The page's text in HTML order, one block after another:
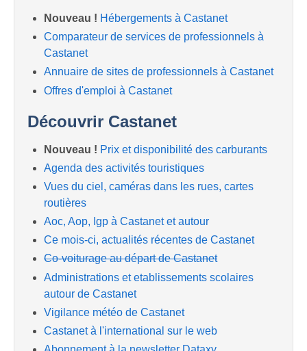
Nouveau ! Hébergements à Castanet
Comparateur de services de professionnels à
Castanet
Annuaire de sites de professionnels à Castanet
Offres d'emploi à Castanet
Découvrir Castanet
Nouveau ! Prix et disponibilité des carburants
Agenda des activités touristiques
Vues du ciel, caméras dans les rues, cartes
routières
Aoc, Aop, Igp à Castanet et autour
Ce mois-ci, actualités récentes de Castanet
Co-voiturage au départ de Castanet
Administrations et etablissements scolaires
autour de Castanet
Vigilance météo de Castanet
Castanet à l'international sur le web